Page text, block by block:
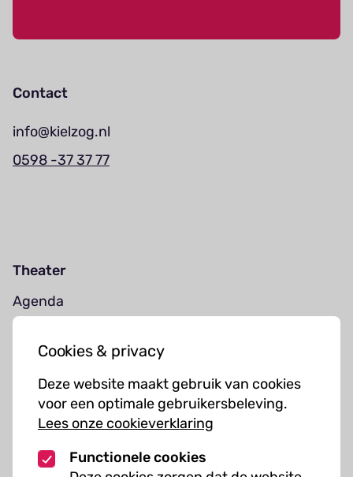
Cookies & privacy
Deze website maakt gebruik van cookies
voor een optimale gebruikersbeleving.
Lees onze cookieverklaring
Functionele cookies
Contact
info@kielzog.nl
0598 -37 37 77
Theater
Agenda
Muziekcursussen
Kunst cursussen
Over ons